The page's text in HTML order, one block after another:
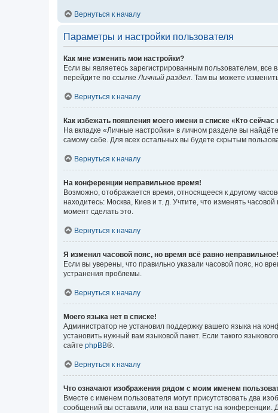
Вернуться к началу
Параметры и настройки пользователя
Как мне изменить мои настройки?
Если вы являетесь зарегистрированным пользователем,
перейдите по ссылке Личный раздел . Там вы можете
Вернуться к началу
Как избежать появления моего имени в списке «Кто
На вкладке «Личные настройки» в личном разделе вы
самому себе. Для всех остальных вы будете скрытым
Вернуться к началу
На конференции неправильное время!
Возможно, отображается время, относящееся к другому
находитесь: Москва, Киев и т. д. Учтите, что изменять
момент сделать это.
Вернуться к началу
Я изменил часовой пояс, но время всё равно неправильное!
Если вы уверены, что правильно указали часовой пояс, но
устранения проблемы.
Вернуться к началу
Моего языка нет в списке!
Администратор не установил поддержку вашего языка на
установить нужный вам языковой пакет. Если такого
сайте phpBB®.
Вернуться к началу
Что означают изображения рядом с моим именем
Вместе с именем пользователя могут присутствовать два
сообщений вы оставили, или на ваш статус на конференции.